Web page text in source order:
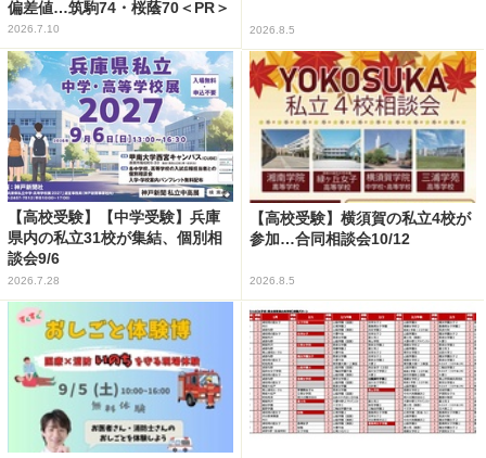
偏差値…筑駒74・桜蔭70＜PR＞
2026.7.10 2026.8.5
【高校受験】【中学受験】兵庫
県内の私立31校が集結、個別相
談会9/6
2026.7.28
【高校受験】横須賀の私立4校が
参加…合同相談会10/12
2026.8.5